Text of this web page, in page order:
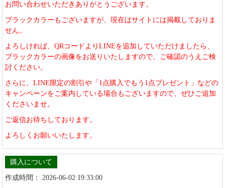
お問い合わせいただきありがとうございます。
ブラックカラーもございますが、現在はサイトには掲載しておりま
せん。
よろしければ、QRコードよりLINEを追加していただけましたら、
ブラックカラーの画像をお送りいたしますので、ご確認のうえご検
討ください。
さらに、LINE限定の割引や「1点購入でもう1点プレゼント」などの
キャンペーンをご案内している場合もございますので、ぜひご追加
くださいませ。
ご返信お待ちしております。
よろしくお願いいたします。
購入について
作成時間： 2026-06-02 19:33:00